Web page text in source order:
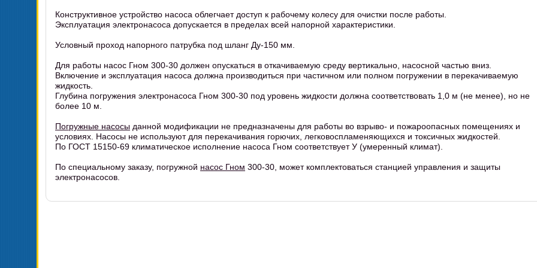
Конструктивное устройство насоса облегчает доступ к рабочему колесу для очистки после работы.
Эксплуатация электронасоса допускается в пределах всей напорной характеристики.
Условный проход напорного патрубка под шланг Ду-150 мм.
Для работы насос Гном 300-30 должен опускаться в откачиваемую среду вертикально, насосной частью вниз.
Включение и эксплуатация насоса должна производиться при частичном или полном погружении в перекачиваемую
жидкость.
Глубина погружения электронасоса Гном 300-30 под уровень жидкости должна соответствовать 1,0 м (не менее), но не
более 10 м.
Погружные насосы данной модификации не предназначены для работы во взрыво- и пожароопасных помещениях и
условиях. Насосы не используют для перекачивания горючих, легковоспламеняющихся и токсичных жидкостей.
По ГОСТ 15150-69 климатическое исполнение насоса Гном соответствует У (умеренный климат).
По специальному заказу, погружной насос Гном 300-30, может комплектоваться станцией управления и защиты
электронасосов.